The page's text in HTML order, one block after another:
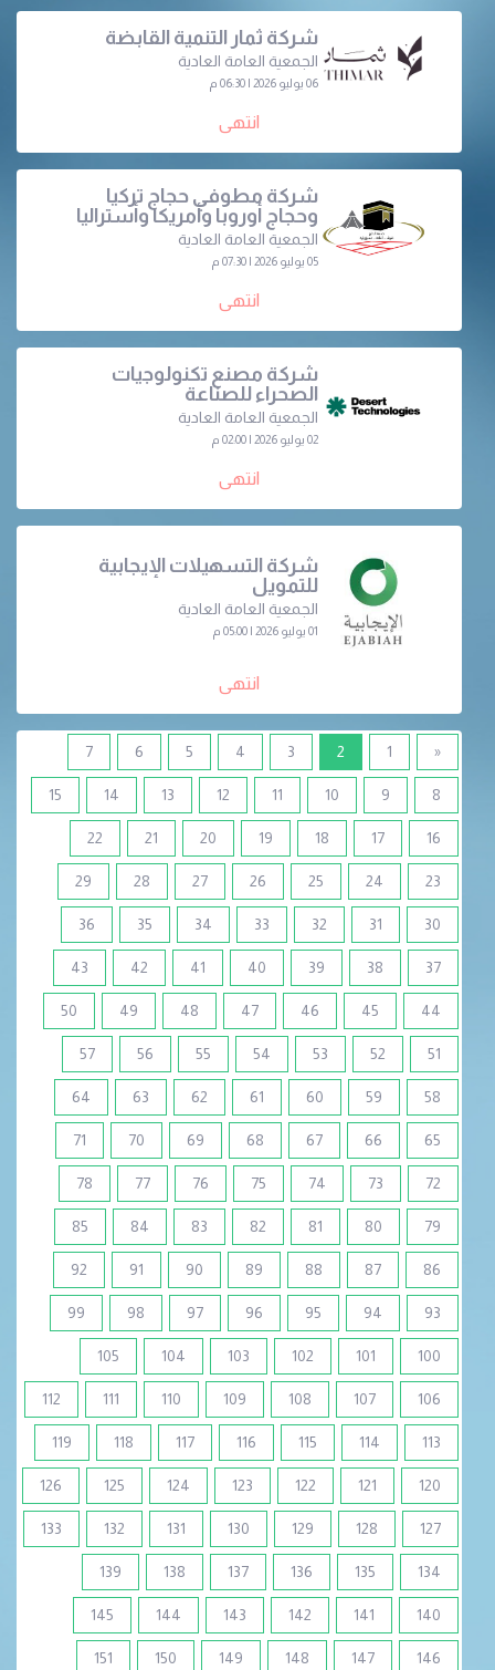
شركة ثمار التنمية القابضة
الجمعية العامة العادية
06 يوليو 2026 | 06:30 م
انتهى
شركة مطوفي حجاج تركيا
وحجاج أوروبا وأمريكا وأستراليا
الجمعية العامة العادية
05 يوليو 2026 | 07:30 م
انتهى
شركة مصنع تكنولوجيات
الصحراء للصناعة
الجمعية العامة العادية
02 يوليو 2026 | 02:00 م
انتهى
شركة التسهيلات الإيجابية
للتمويل
الجمعية العامة العادية
01 يوليو 2026 | 05:00 م
انتهى
«
1
2
3
4
5
6
7
8
9
10
11
12
13
14
15
16
17
18
19
20
21
22
23
24
25
26
27
28
29
30
31
32
33
34
35
36
37
38
39
40
41
42
43
44
45
46
47
48
49
50
51
52
53
54
55
56
57
58
59
60
61
62
63
64
65
66
67
68
69
70
71
72
73
74
75
76
77
78
79
80
81
82
83
84
85
86
87
88
89
90
91
92
93
94
95
96
97
98
99
100
101
102
103
104
105
106
107
108
109
110
111
112
113
114
115
116
117
118
119
120
121
122
123
124
125
126
127
128
129
130
131
132
133
134
135
136
137
138
139
140
141
142
143
144
145
146
147
148
149
150
151